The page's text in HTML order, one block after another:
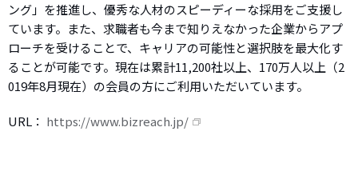
ング」を推進し、優秀な人材のスピーディーな採用をご支援し
ています。また、求職者も今まで知りえなかった企業からアプ
ローチを受けることで、キャリアの可能性と選択肢を最大化す
ることが可能です。現在は累計11,200社以上、170万人以上（2
019年8月現在）の会員の方にご利用いただいています。
URL： https://www.bizreach.jp/